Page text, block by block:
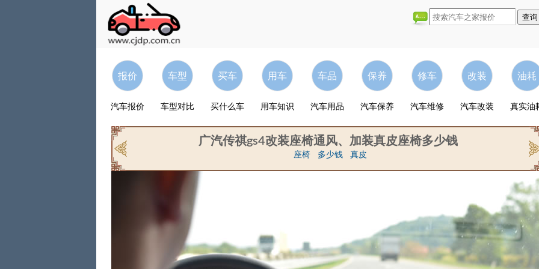
报价
汽车报价
车型
车型对比
买车
买什么车
用车
用车知识
车品
汽车用品
保养
汽车保养
修车
汽车维修
改装
汽车改装
油耗
真实油
广汽传祺gs4改装座椅通风、加装真皮座椅多少钱
座椅 多少钱 真皮